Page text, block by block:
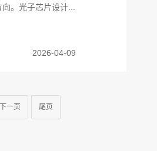
。光子芯片设计...
2026-04-09
下一页 尾页